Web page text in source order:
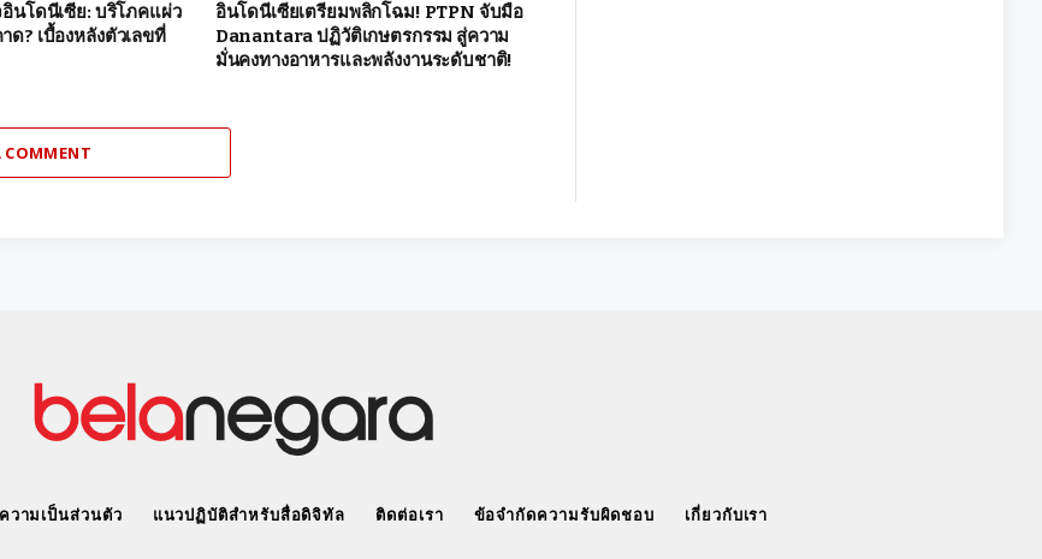
นโดนีเซีย: บริโภคแผ่ว
ด? เบื้องหลังตัวเลขที่
อินโดนีเซียเตรียมพลิกโฉม! PTPN จับมือ
Danantara ปฏิวัติเกษตรกรรม สู่ความ
มั่นคงทางอาหารและพลังงานระดับชาติ!
COMMENT
วามเป็นส่วนตัว แนวปฏิบัติสำหรับสื่อดิจิทัล ติดต่อเรา ข้อจำกัดความรับผิดชอบ เกี่ยวกับเรา